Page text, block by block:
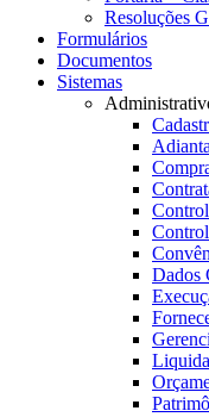
Resoluções
Formulários
Documentos
Sistemas
Dados